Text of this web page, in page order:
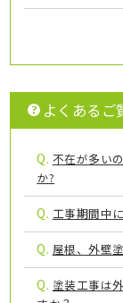
よくあるご
Q. 不在が多い
か?
Q. 工事期間中
Q. 屋根、外壁
Q. 塗装工事は